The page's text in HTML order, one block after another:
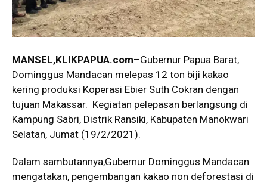
MANSEL,KLIKPAPUA.com–Gubernur Papua Barat,
Dominggus Mandacan melepas 12 ton biji kakao
kering produksi Koperasi Ebier Suth Cokran dengan
tujuan Makassar. Kegiatan pelepasan berlangsung di
Kampung Sabri, Distrik Ransiki, Kabupaten Manokwari
Selatan, Jumat (19/2/2021).
Dalam sambutannya,Gubernur Dominggus Mandacan
mengatakan, pengembangan kakao non deforestasi di